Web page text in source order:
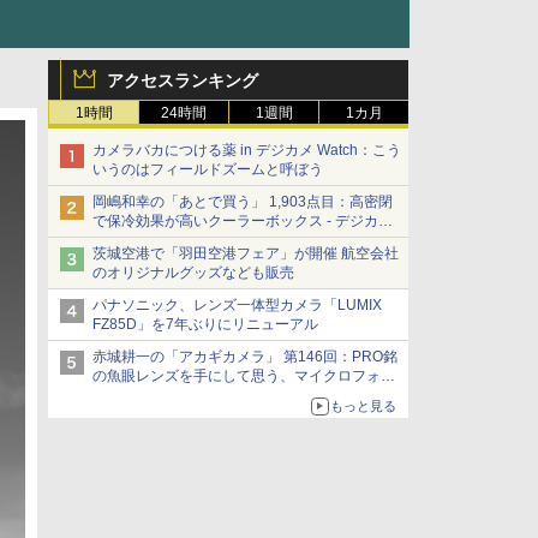
アクセスランキング
1時間 24時間 1週間 1カ月
カメラバカにつける薬 in デジカメ Watch：こう
いうのはフィールドズームと呼ぼう
岡嶋和幸の「あとで買う」 1,903点目：高密閉
で保冷効果が高いクーラーボックス - デジカメ
Watch
茨城空港で「羽田空港フェア」が開催 航空会社
のオリジナルグッズなども販売
パナソニック、レンズ一体型カメラ「LUMIX
FZ85D」を7年ぶりにリニューアル
赤城耕一の「アカギカメラ」 第146回：PRO銘
の魚眼レンズを手にして思う、マイクロフォー
もっと見る